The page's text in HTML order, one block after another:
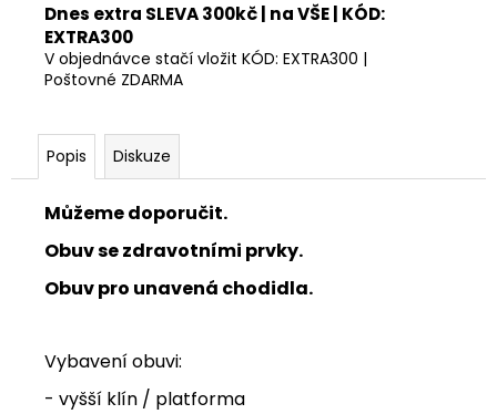
Dnes extra SLEVA 300kč | na VŠE | KÓD:
EXTRA300
V objednávce stačí vložit KÓD: EXTRA300 |
Poštovné ZDARMA
Popis Diskuze
Můžeme doporučit.
Obuv se zdravotními prvky.
Obuv pro unavená chodidla.
Vybavení obuvi:
- vyšší klín / platforma